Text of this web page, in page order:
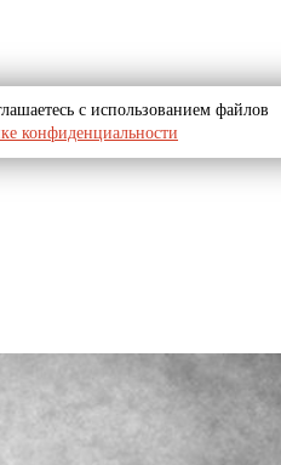
с использованием файлов
конфиденциальности